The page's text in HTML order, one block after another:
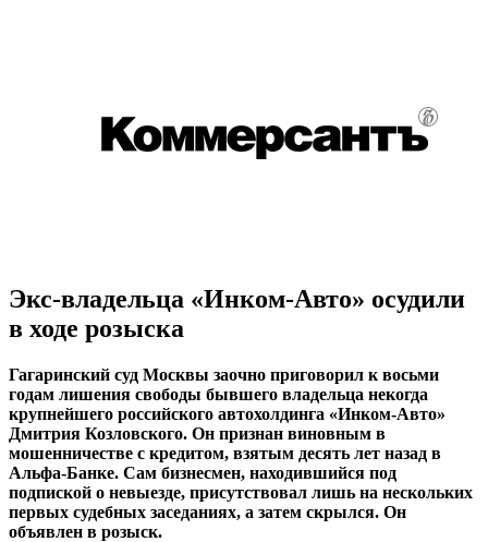
Экс-владельца «Инком-Авто» осудили
в ходе розыска
Гагаринский суд Москвы заочно приговорил к восьми
годам лишения свободы бывшего владельца некогда
крупнейшего российского автохолдинга «Инком-Авто»
Дмитрия Козловского. Он признан виновным в
мошенничестве с кредитом, взятым десять лет назад в
Альфа-Банке. Сам бизнесмен, находившийся под
подпиской о невыезде, присутствовал лишь на нескольких
первых судебных заседаниях, а затем скрылся. Он
объявлен в розыск.